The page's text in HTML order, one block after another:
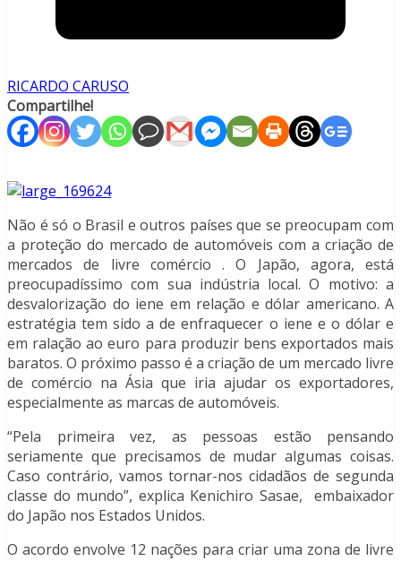
RICARDO CARUSO
Compartilhe!
Não é só o Brasil e outros países que se preocupam com
a proteção do mercado de automóveis com a criação de
mercados de livre comércio . O Japão, agora, está
preocupadíssimo com sua indústria local. O motivo: a
desvalorização do iene em relação e dólar americano. A
estratégia tem sido a de enfraquecer o iene e o dólar e
em ralação ao euro para produzir bens exportados mais
baratos. O próximo passo é a criação de um mercado livre
de comércio na Ásia que iria ajudar os exportadores,
especialmente as marcas de automóveis.
“Pela primeira vez, as pessoas estão pensando
seriamente que precisamos de mudar algumas coisas.
Caso contrário, vamos tornar-nos cidadãos de segunda
classe do mundo”, explica Kenichiro Sasae, embaixador
do Japão nos Estados Unidos.
O acordo envolve 12 nações para criar uma zona de livre